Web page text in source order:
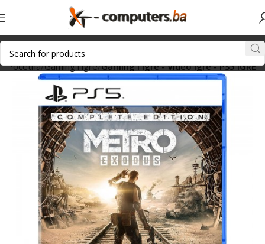
Početna Gaming i igre Gaming i igre - Video igre - PS5 IGRE